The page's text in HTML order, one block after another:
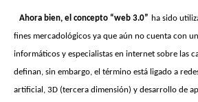
Ahora bien, el concepto “web 3.0” ha sido
fines mercadológicos ya que aún no cuenta con
informáticos y especialistas en internet sobre las
definan, sin embargo, el término está ligado a
artificial, 3D (tercera dimensión) y desarrollo de